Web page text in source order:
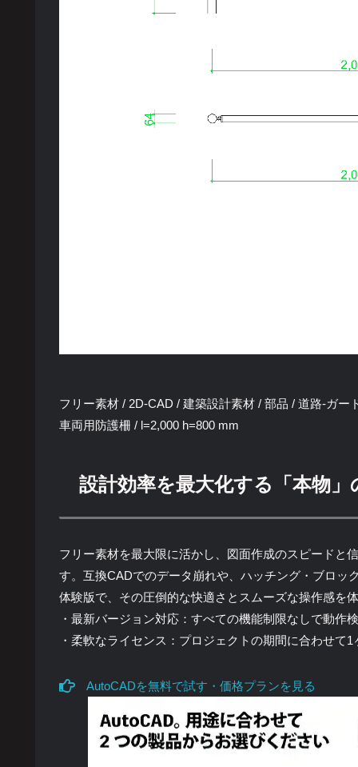
フリー素材 / 2D-CAD / 建築設計素材 / 部品 / 道路-ガー
車両用防護柵 / l=2,000 h=800 mm
設計効率を最大化する「本物」
フリー素材を最大限に活かし、図面作成のスピードと
す。互換CADでのデータ崩れや、ハッチング・ブロッ
体験版で、その圧倒的な快適さとスムーズな操作感を体
・最新バージョン対応：すべての機能制限なしで動作検
・柔軟なライセンス：プロジェクトの期間に合わせて1
AutoCADを無料で試す・価格プランを見る